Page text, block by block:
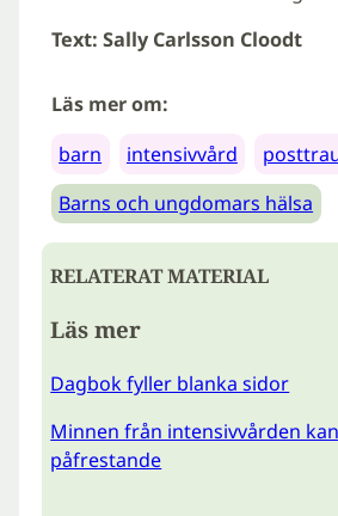
Text: Sally Carlsson Cloodt
Läs mer om:
barn
intensivvård
Barns och ungdomars hälsa
RELATERAT MATERIAL
Läs mer
Dagbok fyller blanka sidor
Minnen från intensivvården
påfrestande